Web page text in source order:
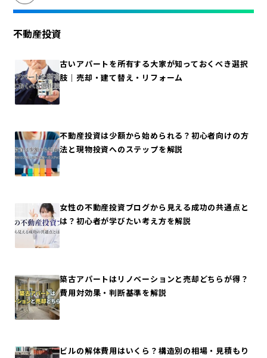
不動産投資
古いアパートを所有する大家が知っておくべき選択
肢｜売却・建て替え・リフォーム
不動産投資は少額から始められる？初心者向けの方
法と現物投資へのステップを解説
女性の不動産投資ブログから見える成功の共通点と
は？初心者が学びたい考え方を解説
築古アパートはリノベーションと売却どちらが得？
費用対効果・判断基準を解説
ビルの解体費用はいくら？構造別の相場・見積もり